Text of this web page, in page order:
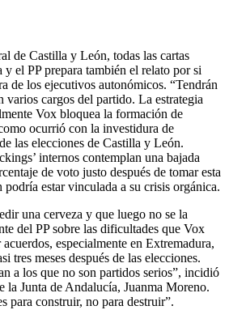
de Castilla y León, todas las cartas
y el PP prepara también el relato por si
de los ejecutivos autonómicos. “Tendrán
varios cargos del partido. La estrategia
Vox bloquea la formación de
ocurrió con la investidura de
las elecciones de Castilla y León.
internos contemplan una bajada
de voto justo después de tomar esta
estar vinculada a su crisis orgánica.
una cerveza y que luego no se la
del PP sobre las dificultades que Vox
especialmente en Extremadura,
tres meses después de las elecciones.
a los que no son partidos serios”, incidió
la Junta de Andalucía, Juanma Moreno.
para construir, no para destruir”.